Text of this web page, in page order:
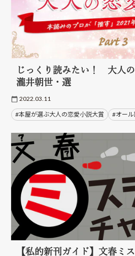
じっくり読みたい！ 大人
瀧井朝世・選
2022.03.11
#本屋が選ぶ大人の恋愛小説大賞 #オー
【私的新刊ガイド】文春ミ